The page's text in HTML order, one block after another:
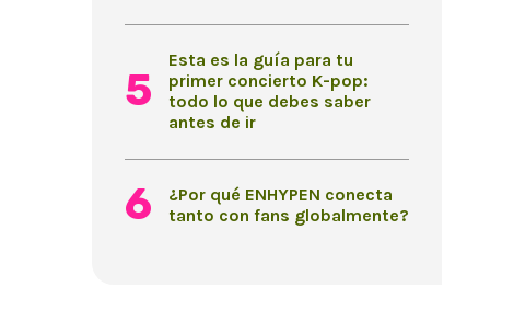
Esta es la guía para tu
primer concierto K-pop:
todo lo que debes saber
antes de ir
¿Por qué ENHYPEN conecta
tanto con fans globalmente?